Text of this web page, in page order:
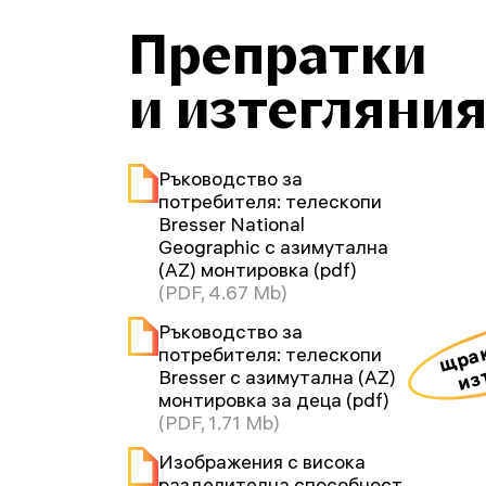
Препратки
и изтегляния
Ръководство за
потребителя: телескопи
Bresser National
Geographic с азимутална
(AZ) монтировка (pdf)
(PDF, 4.67 Mb)
Ръководство за
потребителя: телескопи
Bresser с азимутална (AZ)
монтировка за деца (pdf)
(PDF, 1.71 Mb)
Изображения с висока